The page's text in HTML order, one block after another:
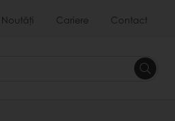
Noutăți Cariere Contact
Căutare